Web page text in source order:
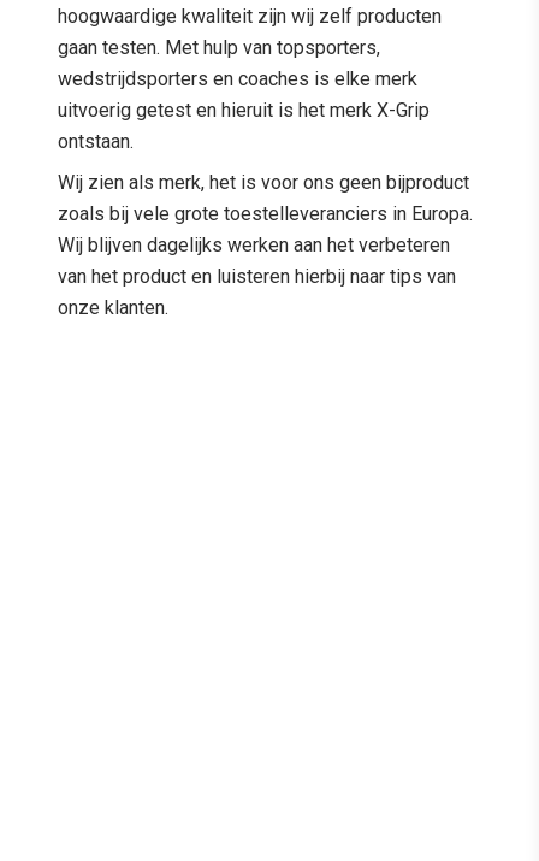
hoogwaardige kwaliteit zijn wij zelf producten
gaan testen. Met hulp van topsporters,
wedstrijdsporters en coaches is elke merk
uitvoerig getest en hieruit is het merk X-Grip
ontstaan.
Wij zien als merk, het is voor ons geen bijproduct
zoals bij vele grote toestelleveranciers in Europa.
Wij blijven dagelijks werken aan het verbeteren
van het product en luisteren hierbij naar tips van
onze klanten.